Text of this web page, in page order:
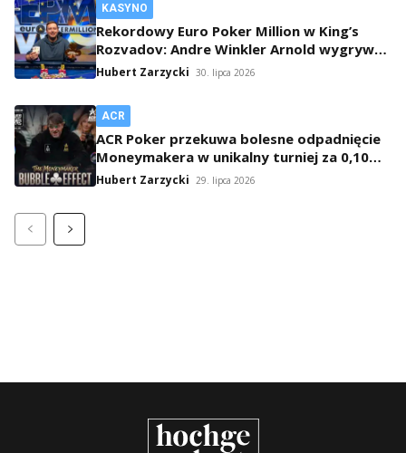
KASYNO
Rekordowy Euro Poker Million w King’s
Rozvadov: Andre Winkler Arnold wygrywa
po 16-godzinnym maratonie
Hubert Zarzycki 30. lipca 2026
ACR
ACR Poker przekuwa bolesne odpadnięcie
Moneymakera w unikalny turniej za 0,10
USD
Hubert Zarzycki 29. lipca 2026